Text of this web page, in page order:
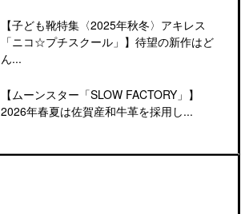
【子ども靴特集〈2025年秋冬〉アキレス
「ニコ☆プチスクール」】待望の新作はど
ん...
【ムーンスター「SLOW FACTORY」】
2026年春夏は佐賀産和牛革を採用し...